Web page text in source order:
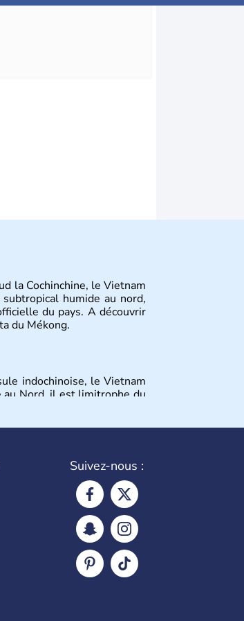
la Cochinchine, le Vietnam
humide au nord,
du pays. A découvrir
du Mékong.
indochinoise, le Vietnam
Nord, il est limitrophe du
Suivez-nous :